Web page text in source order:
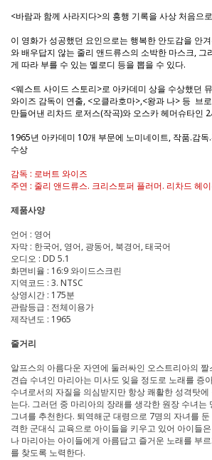
<바람과 함께 사라지다>의 흥행 기록을 사상 처음으
이 영화가 성공했던 요인으로는 행복한 안도감을 안
와 배우답지 않는 줄리 앤드류스의 소박한 마스크, 그
게 따라 부를 수 있는 멜로디 등을 뽑을 수 있다.
<웨스트 사이드 스토리>로 아카데미 상을 수상했던
와이즈 감독이 연출, <오클라호마>,<왕과 나> 등 브
만들어낸 리차드 로저스(작곡)와 오스카 헤머슈타인
1965년 아카데미 10개 부문에 노미네이트, 작품.감
수상
감독 : 로버트 와이즈
주연 : 줄리 앤드류스. 크리스토퍼 플러머. 리차드 헤
제품사양
언어 : 영어
자막 : 한국어, 영어, 광동어, 북경어, 태국어
오디오 : DD 5.1
화면비율 : 16:9 와이드스크린
지역코드 : 3. NTSC
상영시간 : 175분
관람등급 : 전체이용가
제작년도 : 1965
줄거리
알프스의 아름다운 자연에 둘러싸인 오스트리아의
견습 수녀인 마리아는 미사도 잊을 정도로 노래를 증
수녀로서의 자질을 의심받지만 항상 쾌활한 성격탓
는다. 그러던 중 마리아의 장래를 생각한 원장 수녀는
그녀를 추천한다. 퇴역해군 대령으로 7명의 자녀를
격한 군대식 교육으로 아이들을 키우고 있어 아이들
나 마리아는 아이들에게 아름답고 즐거운 노래를 부
를 찾도록 노력한다.